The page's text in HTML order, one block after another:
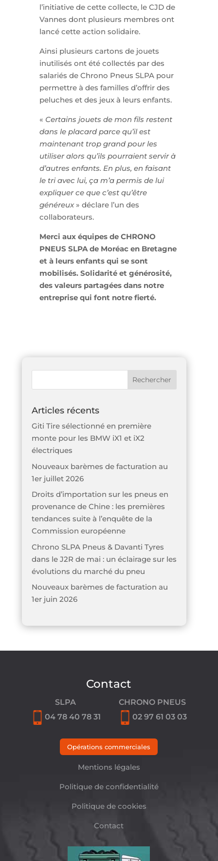
l’initiative de cette collecte, le CJD de
Vannes dont plusieurs membres ont
lancé cette action solidaire.
Ainsi plusieurs cartons de jouets
inutilisés ont été collectés par des
salariés de Chrono Pneus SLPA pour
permettre à des familles d’offrir des
peluches et des jeux à leurs enfants.
« Certains jouets de mon fils restent
dans le placard parce qu’il est
maintenant trop grand pour les
utiliser alors qu’ils pourraient servir à
d’autres enfants. En plus, en faisant
le tri avec lui, ça m’a permis de lui
expliquer ce que c’est qu’être
généreux» déclare l’un des
collaborateurs.
Merci aux équipes de CHRONO
PNEUS SLPA de Moréac en Bretagne
et à leurs enfants qui se sont
mobilisés. Solidarité et générosité,
des valeurs partagées dans notre
entreprise qui font notre fierté.
Articles récents
Giti Tire sélectionné en première
monte pour les BMW iX1 et iX2
électriques
Nouveaux barèmes de facturation au
1er juillet 2026
Droits d’importation sur les pneus en
provenance de Chine : les premières
tendances suite à l’enquête de la
Commission européenne
Chrono SLPA Pneus & Davanti Tyres
dans le J2R de mai : un éclairage sur les
évolutions du marché du pneu
Nouveaux barèmes de facturation au
1er juin 2026
Contact
SLPA
04 78 40 78 31
CHRONO PNEUS
02 97 61 03 03
Opérations commerciales
Mentions légales
Politique de confidentialité
Politique de cookies
Contact